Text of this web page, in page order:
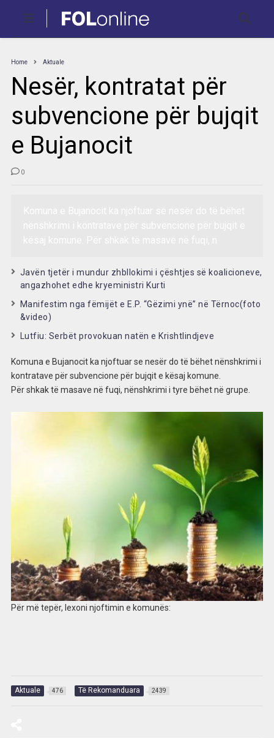
Home Aktuale
Nesër, kontratat për
subvencione për bujqit
e Bujanocit
0
Javën tjetër i mundur zhbllokimi i çështjes së koalicioneve,
angazhohet edhe kryeministri Kurti
Manifestim nga fëmijët e E.P. “Gëzimi ynë” në Tërnoc(foto
&video)
Lutfiu: Serbët provokuan natën e Krishtlindjeve
Komuna e Bujanocit ka njoftuar se nesër do të bëhet nënshkrimi i
kontratave për subvencione për bujqit e kësaj komune.
Për shkak të masave në fuqi, nënshkrimi i tyre bëhet në grupe.
Për më tepër, lexoni njoftimin e komunës:
Aktuale 476 Të Rekomanduara 2439